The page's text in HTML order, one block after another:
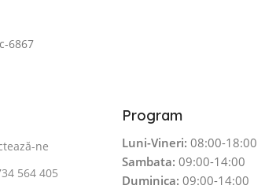
6867
ne
564 405
Program
Luni-Vineri: 08:00-18:00
Sambata: 09:00-14:00
Duminica: 09:00-14:00